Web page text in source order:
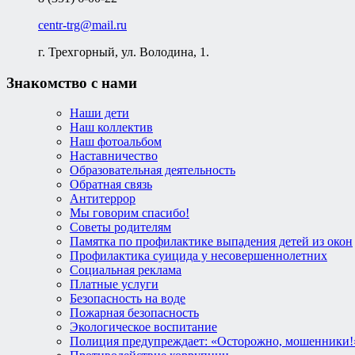
centr-trg@mail.ru
г. Трехгорный, ул. Володина, 1.
Знакомство с нами
Наши дети
Наш коллектив
Наш фотоальбом
Наставничество
Образовательная деятельность
Обратная связь
Антитеррор
Мы говорим спасибо!
Советы родителям
Памятка по профилактике выпадения детей из окон
Профилактика суицида у несовершеннолетних
Социальная реклама
Платные услуги
Безопасность на воде
Пожарная безопасность
Экологическое воспитание
Полиция предупреждает: «Осторожно,